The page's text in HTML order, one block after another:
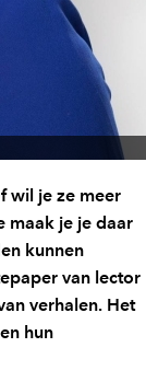
wil je ze meer
maak je je daar
kunnen
van lector
verhalen. Het
hun